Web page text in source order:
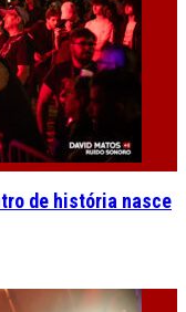
de história nasce